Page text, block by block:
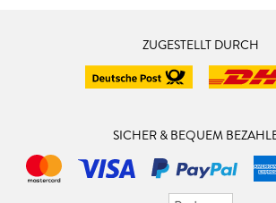
ZUGESTELLT DURCH
SICHER & BEQUEM